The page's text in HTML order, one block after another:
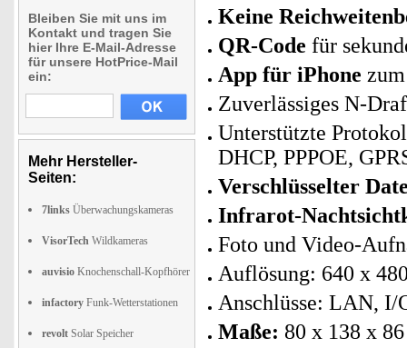
Bleiben Sie mit uns im
Kontakt und tragen Sie
hier Ihre E-Mail-Adresse
für unsere HotPrice-Mail
ein:
Mehr Hersteller-
Seiten:
7links Überwachungskameras
VisorTech Wildkameras
auvisio Knochenschall-Kopfhörer
infactory Funk-Wetterstationen
revolt Solar Speicher
Keine
QR-Code für
App für iPhone
Zuverlässiges N-
Unterstützte
DHCP, PPPOE,
Verschlüsselter
Infrarot-
Foto und Video-
Auflösung: 640 x
Anschlüsse: LAN, I/
Maße: 80 x 138 x